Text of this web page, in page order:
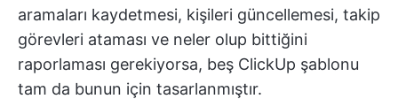
aramaları kaydetmesi, kişileri güncellemesi, takip
görevleri ataması ve neler olup bittiğini
raporlaması gerekiyorsa, beş ClickUp şablonu
tam da bunun için tasarlanmıştır.